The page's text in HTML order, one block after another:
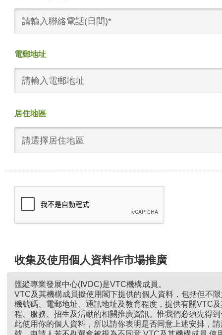
電郵地址
居住地區
請選擇居住地區
收集及使用個人資料作市場推廣
匯縱專業發展中心(IVDC)是VTC機構成員。
VTC及其機構成員擬使用閣下提供的個人資料，包括但不
機號碼、電郵地址、通訊地址及教育程度，提供有關VTC
程、服務、招生及活動的相關推廣資訊。惟我們必須先得
此使用你的個人資料，所以請你表明是否同意上述安排，